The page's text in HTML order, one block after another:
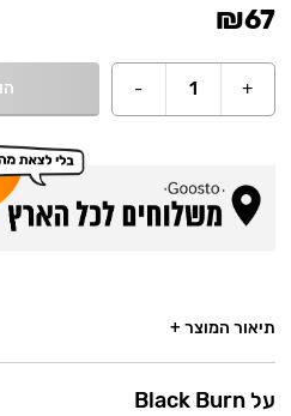
₪67
+
1
-
תיאור המוצר +
על Black Burn